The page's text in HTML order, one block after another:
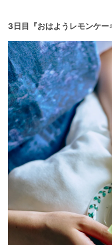
3日目『おはようレモンケー